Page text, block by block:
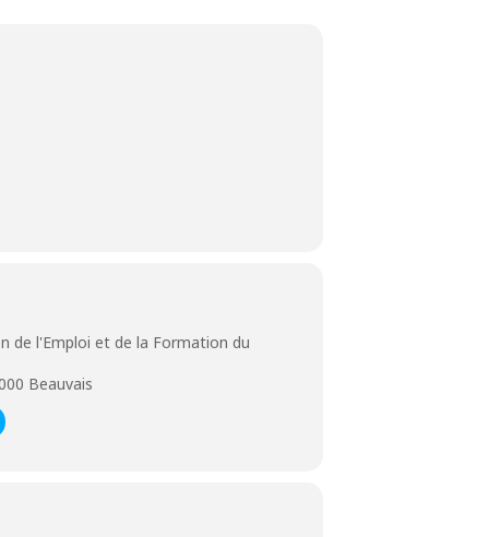
de l'Emploi et de la Formation du
Beauvais